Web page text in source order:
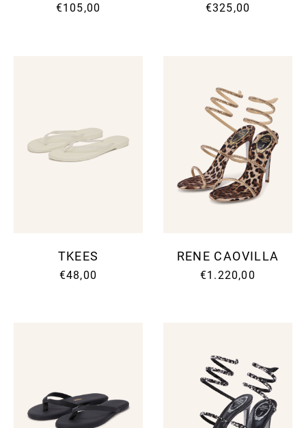
€105,00 €325,00
TKEES
€48,00
RENE CAOVILLA
€1.220,00